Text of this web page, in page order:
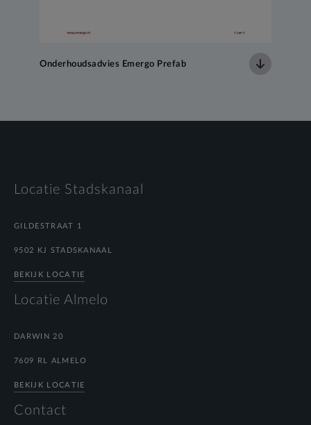
Onderhoudsadvies Emergo Prefab
Locatie Stadskanaal
GILDESTRAAT 1
9502 KJ STADSKANAAL
BEKIJK LOCATIE
Locatie Almelo
DARWIN 20
7609 RL ALMELO
BEKIJK LOCATIE
Contact